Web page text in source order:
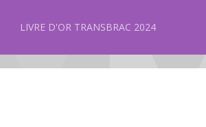
LIVRE D'OR TRANSBRAC 2024